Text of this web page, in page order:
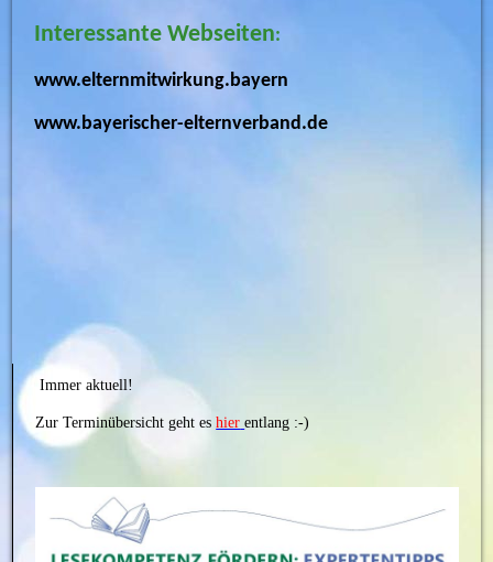
InteressanteWebseiten:
www.elternmitwirkung.bayern
www.bayerischer-elternverband.de
Immer aktuell!
Zur Terminübersicht geht eshier entlang :-)